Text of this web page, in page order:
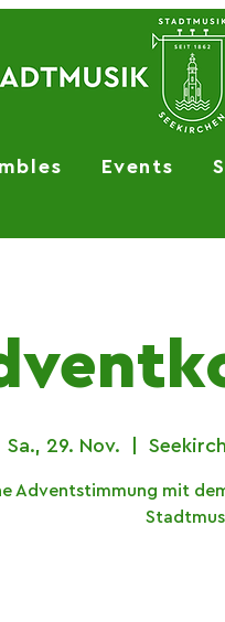
Events
Sa., 29. Nov.
Adventstimmung mit